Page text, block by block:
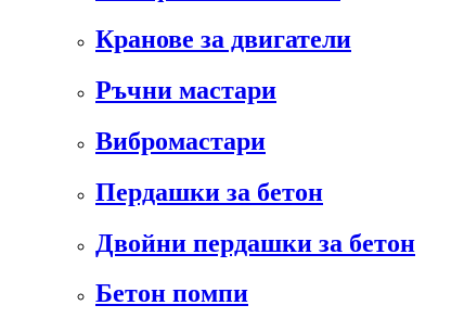
Кранове за двигатели
Ръчни мастари
Вибромастари
Пердашки за бетон
Двойни пердашки за бетон
Бетон помпи